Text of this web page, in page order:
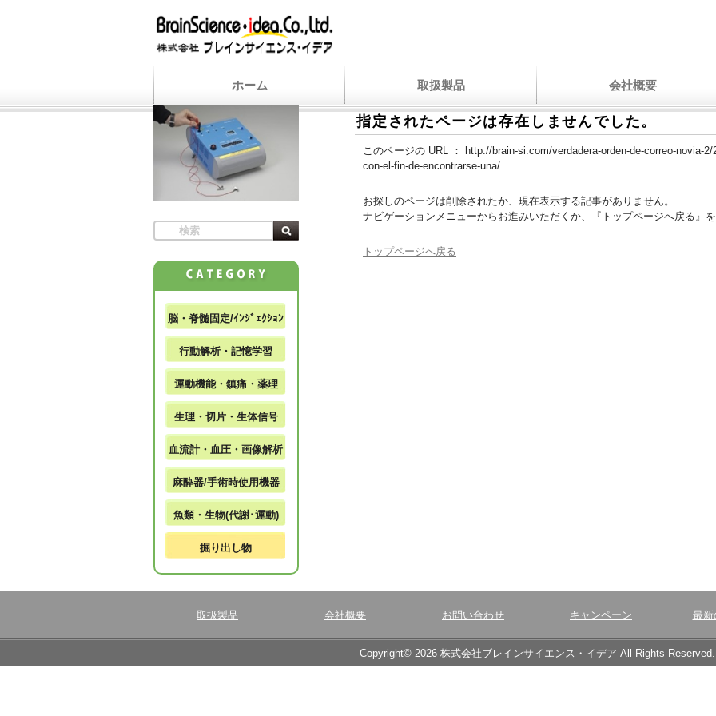
ホーム 取扱製品 会社概要
指定されたページは存在しませんでした。
このページの URL ：
http://brain-si.com/verdadera-orden-de-correo-novia-
con-el-fin-de-encontrarse-una/
お探しのページは削除されたか、現在表示する記事がありません。
ナビゲーションメニューからお進みいただくか、『トップページへ戻る』を
トップページへ戻る
脳・脊髄固定/ｲﾝｼﾞｪｸｼｮﾝ
行動解析・記憶学習
運動機能・鎮痛・薬理
生理・切片・生体信号
血流計・血圧・画像解析
麻酔器/手術時使用機器
魚類・生物(代謝･運動)
掘り出し物
取扱製品 会社概要 お問い合わせ キャンペーン 最新
Copyright© 2026 株式会社ブレインサイエンス・イデア All Rights Reserved.